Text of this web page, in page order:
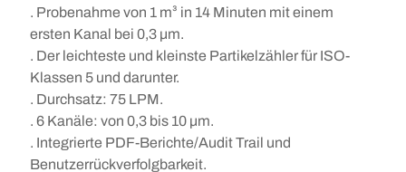
. Probenahme von 1 m³ in 14 Minuten mit einem
ersten Kanal bei 0,3 µm.
. Der leichteste und kleinste Partikelzähler für ISO-
Klassen 5 und darunter.
. Durchsatz: 75 LPM.
. 6 Kanäle: von 0,3 bis 10 µm.
. Integrierte PDF-Berichte/Audit Trail und
Benutzerrückverfolgbarkeit.